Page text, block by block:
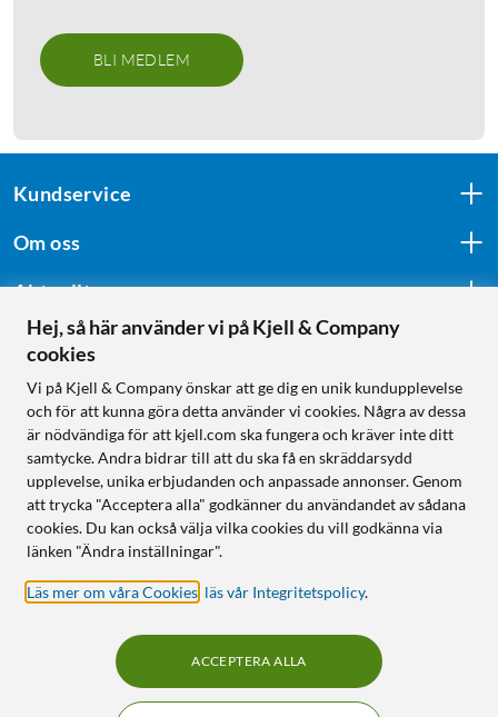
BLI MEDLEM
Kundservice
Om oss
Aktuellt
Följ oss
Handla från:
Sverige
Norge
Hej, så här använder vi på Kjell & Company
cookies
Vi på Kjell & Company önskar att ge dig en unik kundupplevelse
och för att kunna göra detta använder vi cookies. Några av dessa
är nödvändiga för att kjell.com ska fungera och kräver inte ditt
samtycke. Andra bidrar till att du ska få en skräddarsydd
upplevelse, unika erbjudanden och anpassade annonser. Genom
att trycka "Acceptera alla" godkänner du användandet av sådana
cookies. Du kan också välja vilka cookies du vill godkänna via
länken "Ändra inställningar".
Läs mer om våra Cookies läs vår Integritetspolicy.
ACCEPTERA ALLA